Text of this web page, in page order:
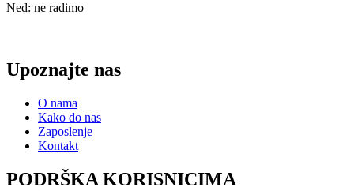
Ned: ne radimo
Upoznajte nas
O nama
Kako do nas
Zaposlenje
Kontakt
PODRŠKA KORISNICIMA